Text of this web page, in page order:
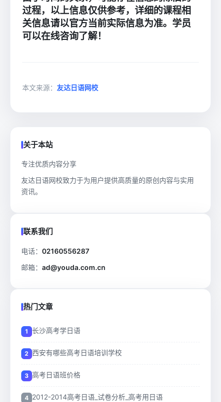
过程，以上信息仅供参考，详细的课程相
关信息请以官方当前实际信息为准。学员
可以在线咨询了解！
本文来源： 友达日语网校
关于本站
专注优质内容分享
友达日语网校致力于为用户提供高质量的原创内容与实用
资讯。
联系我们
电话： 02160556287
邮箱： ad@youda.com.cn
热门文章
长沙高考学日语
西安有哪些高考日语培训学校
高考日语班价格
2012-2014高考日语_试卷分析_高考用日语